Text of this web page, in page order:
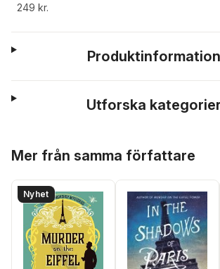
249 kr.
Produktinformation
Utforska kategorier
Mer från samma författare
Nyhet